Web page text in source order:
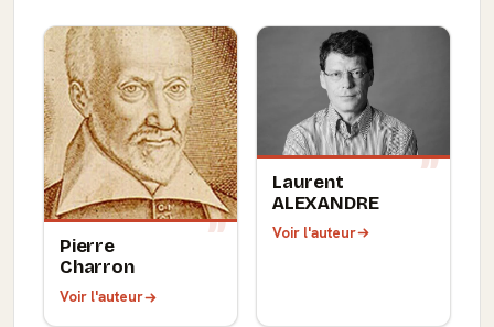
Pierre
Charron
Voir l'auteur
Laurent
ALEXANDRE
Voir l'auteur